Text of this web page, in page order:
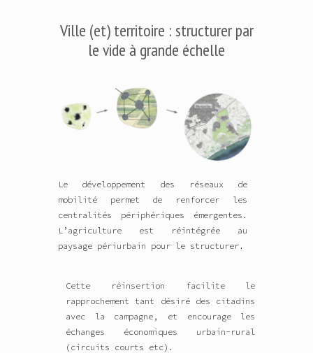
Ville (et) territoire : structurer par
le vide à grande échelle
Le développement des réseaux de
mobilité permet de renforcer les
centralités périphériques émergentes.
L’agriculture est réintégrée au
paysage périurbain pour le structurer.
Cette réinsertion facilite le
rapprochement tant désiré des citadins
avec la campagne, et encourage les
échanges économiques urbain-rural
(circuits courts etc).